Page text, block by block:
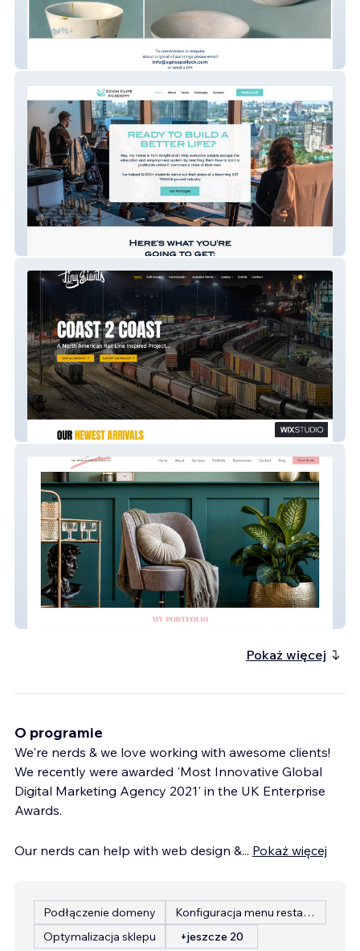
Ecom Elite Academy
Tiny Giants
Pokaż więcej
O programie
We're nerds & we love working with awesome clients!
We recently were awarded 'Most Innovative Global
Digital Marketing Agency 2021' in the UK Enterprise
Awards.
Our nerds can help with web design &... Pokaż więcej
Podłączenie domeny
Konfiguracja menu restauracji
Optymalizacja sklepu
+jeszcze 20